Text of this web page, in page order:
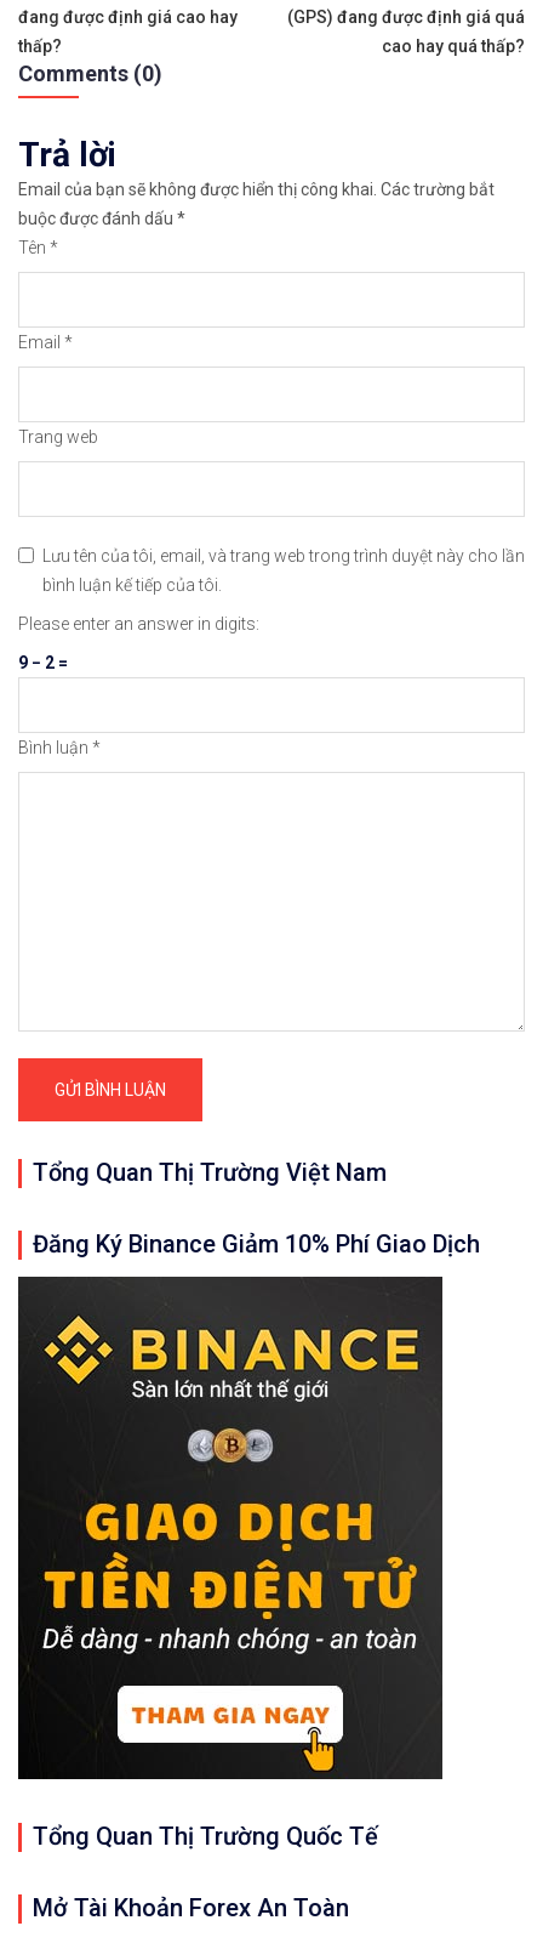
✅𝘔ở 𝘵à𝘪 𝘬𝘩𝘰ả𝘯 𝘵𝘳ê𝘯 𝘴à𝘯 𝘌𝘹𝘯𝘦𝘴𝘴 𝘜𝘺 𝘛í𝘯 𝘷à 𝘱𝘩ù
✅𝘔ở 𝘵à𝘪 𝘬𝘩𝘰ả𝘯 𝘵𝘳ê𝘯 𝘴à𝘯 𝘐𝘊𝘔𝘢𝘳𝘬𝘦𝘵𝘴 𝘯ổ𝘪 𝘵𝘪ế𝘯𝘨
✅𝘔ở 𝘵à𝘪 𝘬𝘩𝘰ả𝘯 𝘵𝘳ê𝘯 𝘴à𝘯 𝘉𝘪𝘯𝘢𝘯𝘤𝘦 𝘯ổ𝘪 𝘵𝘪ế𝘯𝘨 𝘯𝘩ấ𝘵
hướng
bài
viết
đang được định giá cao hay
thấp?
(GPS) đang được định giá quá
cao hay quá thấp?
Comments (0)
Trả lời
Email của bạn sẽ không được hiển thị công khai. Các trường bắt
buộc được đánh dấu *
Tên *
Email *
Trang web
Lưu tên của tôi, email, và trang web trong trình duyệt này cho lần
bình luận kế tiếp của tôi.
Please enter an answer in digits:
9 − 2 =
Bình luận *
Tổng Quan Thị Trường Việt Nam
Đăng Ký Binance Giảm 10% Phí Giao Dịch
Tổng Quan Thị Trường Quốc Tế
Mở Tài Khoản Forex An Toàn